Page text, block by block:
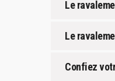
Le
Le
Confiez